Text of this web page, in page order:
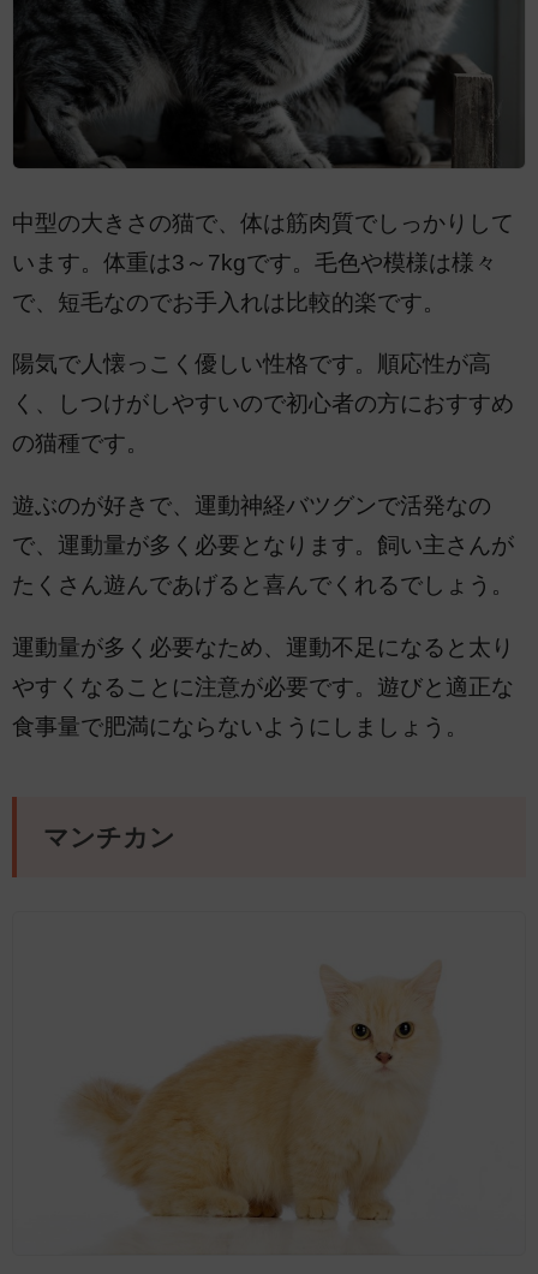
中型の大きさの猫で、体は筋肉質でしっかりして
います。体重は3～7kgです。毛色や模様は様々
で、短毛なのでお手入れは比較的楽です。
陽気で人懐っこく優しい性格です。順応性が高
く、しつけがしやすいので初心者の方におすすめ
の猫種です。
遊ぶのが好きで、運動神経バツグンで活発なの
で、運動量が多く必要となります。飼い主さんが
たくさん遊んであげると喜んでくれるでしょう。
運動量が多く必要なため、運動不足になると太り
やすくなることに注意が必要です。遊びと適正な
食事量で肥満にならないようにしましょう。
マンチカン